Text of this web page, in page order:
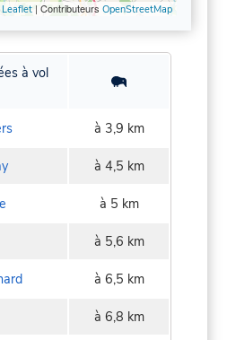
Leaflet| Contributeurs OpenStreetMap
à vol
à 3,9 km
à 4,5 km
à 5 km
à 5,6 km
à 6,5 km
à 6,8 km